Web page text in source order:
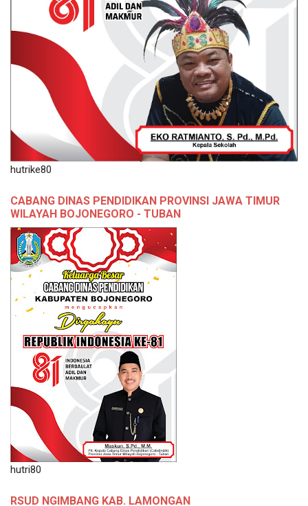
hutrike80
CABANG DINAS PENDIDIKAN PROVINSI JAWA TIMUR
WILAYAH BOJONEGORO - TUBAN
hutri80
RSUD NGIMBANG KAB. LAMONGAN